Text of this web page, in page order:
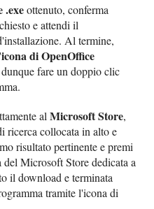
.exeottenuto, conferma
e attendi il
Al termine,
icona di OpenOffice
fare un doppio clic
alMicrosoft Store,
ricerca collocata in alto e
risultato pertinente e premi
del Microsoft Store dedicata a
il download e terminata
tramite l'icona di